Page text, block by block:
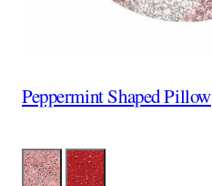
Peppermint Shaped Pillow
Color
LumPinkLumRed